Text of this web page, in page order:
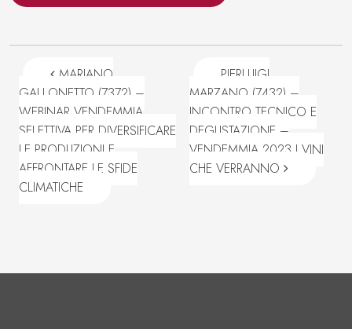
Navigazione articoli
MARIANO
GALLONETTO (7372) –
WEBINAR VENDEMMIA
SELETTIVA PER DIVERSIFICARE
LE PRODUZIONI E
AFFRONTARE LE SFIDE
CLIMATICHE
PIERLUIGI
MARZANO (7432) –
INCONTRO TECNICO E
DEGUSTAZIONE –
VENDEMMIA 2023 I VINI
CHE VERRANNO